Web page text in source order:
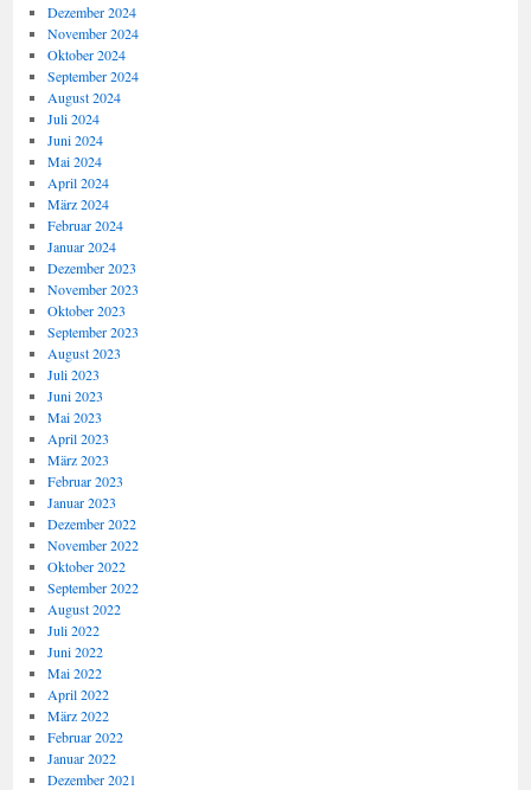
Dezember 2024
November 2024
Oktober 2024
September 2024
August 2024
Juli 2024
Juni 2024
Mai 2024
April 2024
März 2024
Februar 2024
Januar 2024
Dezember 2023
November 2023
Oktober 2023
September 2023
August 2023
Juli 2023
Juni 2023
Mai 2023
April 2023
März 2023
Februar 2023
Januar 2023
Dezember 2022
November 2022
Oktober 2022
September 2022
August 2022
Juli 2022
Juni 2022
Mai 2022
April 2022
März 2022
Februar 2022
Januar 2022
Dezember 2021